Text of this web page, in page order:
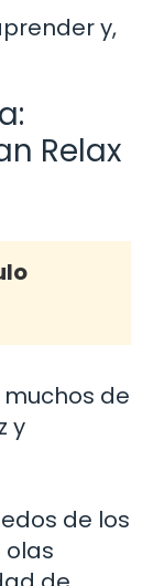
y,
Relax
de
y
de los
olas